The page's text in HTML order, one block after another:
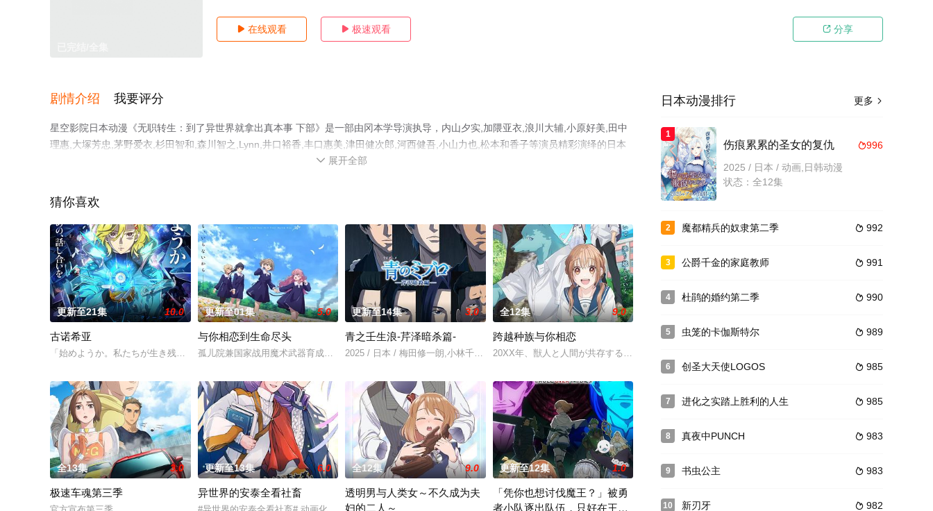
 在线观看  极速观看  分享
剧情介绍 我要评分
星空影院日本动漫《无职转生：到了异世界就拿出真本事 下部》是一部由冈本学导演执导，内山夕实,加隈亚衣,浪川大辅,小原好美,田中
理惠,大塚芳忠,茅野爱衣,杉田智和,森川智之,Lynn,井口裕香,丰口惠美,津田健次郎,河西健吾,小山力也,松本和香子等演员精彩演绎的日本
动漫，大结局剧情已揭晓（已完结），手机免费观看高清未删减完整版动漫全集就上星空影视，更多相关信息可移步至豆瓣动漫、电视猫
 展开全部
猜你喜欢
更新至21集 10.0
古诺希亚
「始めようか。私たちが生き残るための、話し合いを」騙し、騙される“人狼”推理劇×SFルー
更新至01集 5.0
与你相恋到生命尽头
孤儿院兼国家战用魔术武器育成机关收容无依的小孩，培养成战争用的魔术武器，死亡对在这里生活
更新至14集 3.0
青之壬生浪-芹泽暗杀篇-
2025 / 日本 / 梅田修一朗,小林千晃,堀江瞬,阿座上洋平,小野贤章,竹内良太,杉田智和
全12集 9.0
跨越种族与你相恋
20XX年、獣人と人間が共存する町に住む高校生?朝霞万理のクラスに、獣人の特例生としてや
全13集 3.0
极速车魂第三季
更新至13集 6.0
异世界的安泰全看社畜
全12集 9.0
透明男与人类女～不久成为夫
妇的二人～
更新至12集 1.0
「凭你也想讨伐魔王？」被勇
者小队逐出队伍，只好在王都
更多 
日本动漫排行
1
996
伤痕累累的圣女的复仇
2025 / 日本 / 动画,日韩动漫
状态：全12集
2  992
魔都精兵的奴隶第二季
3  991
公爵千金的家庭教师
4  990
杜鹃的婚约第二季
5  989
虫笼的卡伽斯特尔
6  985
创圣大天使LOGOS
7  985
进化之实踏上胜利的人生
8  983
真夜中PUNCH
9  983
书虫公主
10  982
新刃牙